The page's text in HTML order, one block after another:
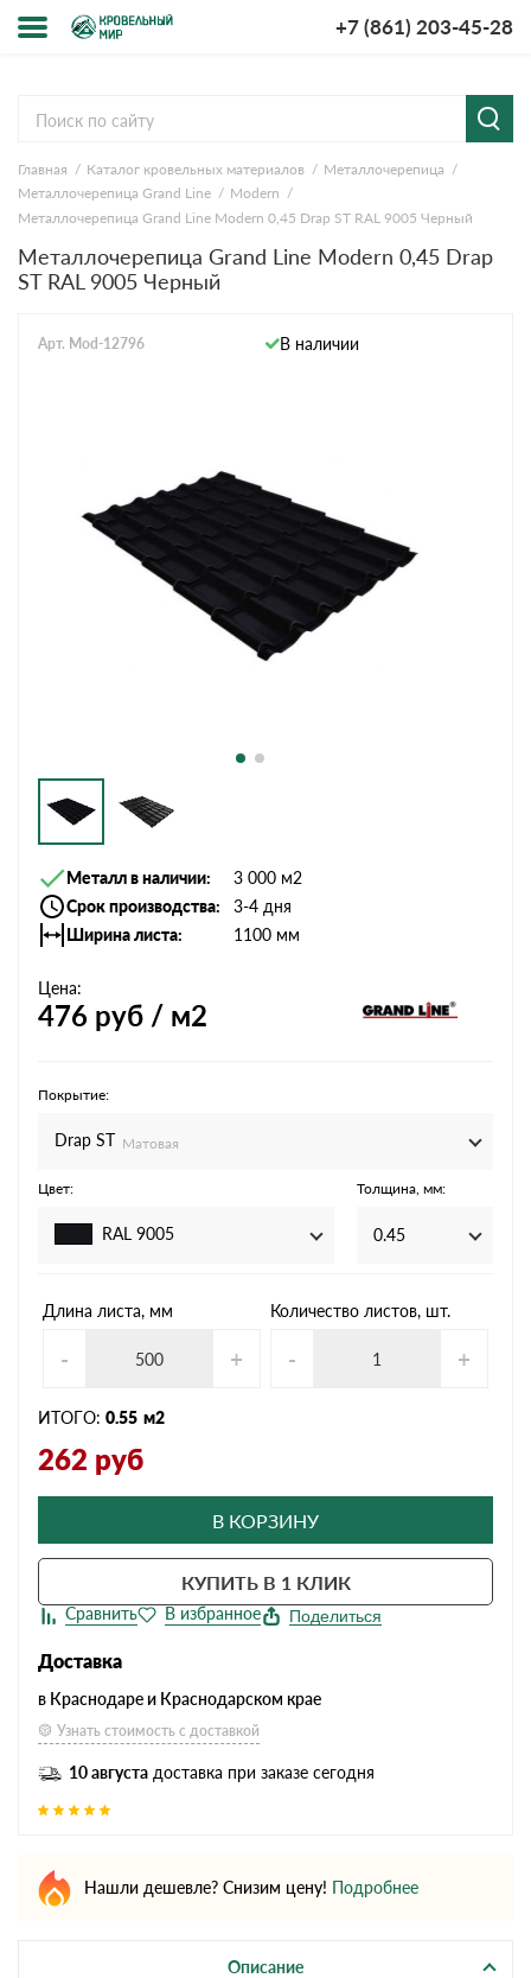
+7 (861) 203-45-28
компании
и оплата
Главная Каталог кровельных материалов
Металлочерепица
Металлочерепица Grand Line
Modern
Металлочерепица Grand Line Modern 0,45 Drap ST RAL 9005 Черный
Металлочерепица Grand Line Modern 0,45 Drap
ST RAL 9005 Черный
Арт. Mod-12796 В наличии
Металл в наличии
3 000 м2
Срок производства
3-4 дня
Ширина листа
1100 мм
Цена:
476 руб / м2
Покрытие:
Drap ST Матовая
Цвет:
RAL 9005
Толщина, мм:
0.45
Длина листа, мм
- +
Количество листов, шт.
- +
ИТОГО: 0.55 м2
262 руб
В КОРЗИНУ
КУПИТЬ В 1 КЛИК
Поделиться
Доставка
в Краснодаре и Краснодарском крае
Узнать стоимость с доставкой
10 августа доставка при заказе сегодня
Нашли дешевле? Снизим цену! Подробнее
Описание